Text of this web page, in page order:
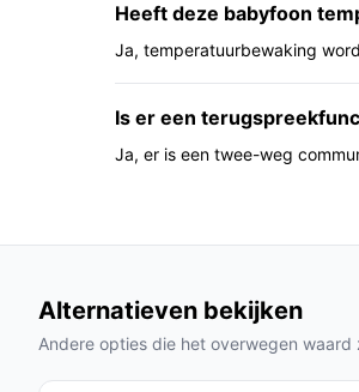
Voor wie is dit minder
Als je per se een
nachtlampje). Als je veel
die afstand in jouw situatie
Op type-niveau zijn er
zwaardere professionele
Waar let je op bij
Heeft deze babyfoon
Ja, temperatuurbewaking
Is er een
Ja, er is een twee-weg
Alternatieven bekijken
Andere opties die het overwegen waard